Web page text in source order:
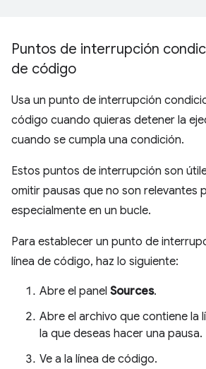
Puntos de interrupción
de código
Usa un punto de interrupción
código cuando quieras detener la
cuando se cumpla una condición.
Estos puntos de interrupción son
omitir pausas que no son relevantes
especialmente en un bucle.
Para establecer un punto de
línea de código, haz lo siguiente:
Abre el panel Sources.
Abre el archivo que contiene la
la que deseas hacer una pausa.
Ve a la línea de código.